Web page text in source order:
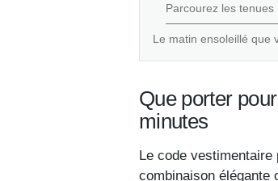
Parcourez les tenues
Le matin ensoleillé que
Que porter
minutes
Le code
combinaison élégante